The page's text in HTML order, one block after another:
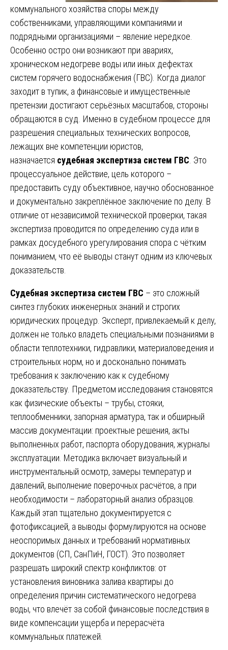
коммунального хозяйства споры между
собственниками, управляющими компаниями и
подрядными организациями – явление нередкое.
Особенно остро они возникают при авариях,
хроническом недогреве воды или иных дефектах
систем горячего водоснабжения (ГВС). Когда диалог
заходит в тупик, а финансовые и имущественные
претензии достигают серьёзных масштабов, стороны
обращаются в суд. Именно в судебном процессе для
разрешения специальных технических вопросов,
лежащих вне компетенции юристов,
назначается судебная экспертиза систем ГВС . Это
процессуальное действие, цель которого –
предоставить суду объективное, научно обоснованное
и документально закреплённое заключение по делу. В
отличие от независимой технической проверки, такая
экспертиза проводится по определению суда или в
рамках досудебного урегулирования спора с чётким
пониманием, что её выводы станут одним из ключевых
доказательств.
Судебная экспертиза систем ГВС – это сложный
синтез глубоких инженерных знаний и строгих
юридических процедур. Эксперт, привлекаемый к делу,
должен не только владеть специальными познаниями в
области теплотехники, гидравлики, материаловедения и
строительных норм, но и досконально понимать
требования к заключению как к судебному
доказательству. Предметом исследования становятся
как физические объекты – трубы, стояки,
теплообменники, запорная арматура, так и обширный
массив документации: проектные решения, акты
выполненных работ, паспорта оборудования, журналы
эксплуатации. Методика включает визуальный и
инструментальный осмотр, замеры температур и
давлений, выполнение поверочных расчётов, а при
необходимости – лабораторный анализ образцов.
Каждый этап тщательно документируется с
фотофиксацией, а выводы формулируются на основе
неоспоримых данных и требований нормативных
документов (СП, СанПиН, ГОСТ). Это позволяет
разрешать широкий спектр конфликтов: от
установления виновника залива квартиры до
определения причин систематического недогрева
воды, что влечёт за собой финансовые последствия в
виде компенсации ущерба и перерасчёта
коммунальных платежей.